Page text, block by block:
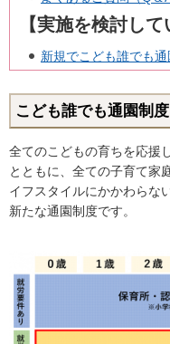
【実施を検討し
新規でこども誰でも
こども誰でも通園制
全てのこどもの育ちを応援
とともに、全ての子育て家
イフスタイルにかかわらな
新たな通園制度です。